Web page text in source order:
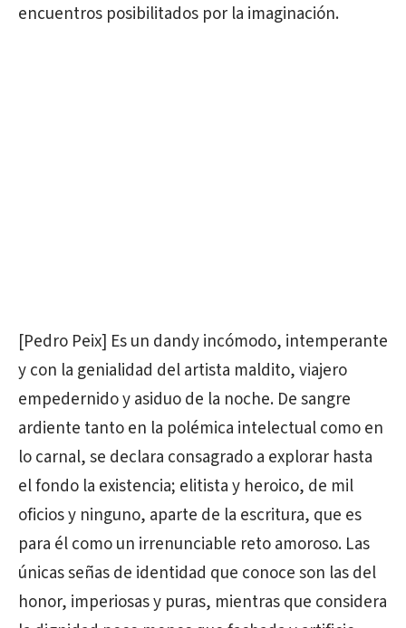
encuentros posibilitados por la imaginación.
[Pedro Peix] Es un dandy incómodo, intemperante
y con la genialidad del artista maldito, viajero
empedernido y asiduo de la noche. De sangre
ardiente tanto en la polémica intelectual como en
lo carnal, se declara consagrado a explorar hasta
el fondo la existencia; elitista y heroico, de mil
oficios y ninguno, aparte de la escritura, que es
para él como un irrenunciable reto amoroso. Las
únicas señas de identidad que conoce son las del
honor, imperiosas y puras, mientras que considera